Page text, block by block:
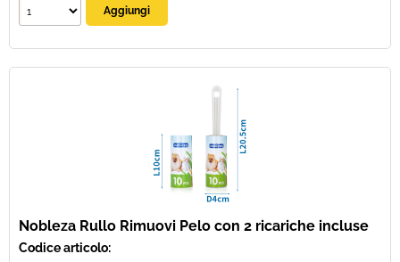
Nobleza Rullo Rimuovi Pelo con 2 ricariche incluse
Codice articolo: